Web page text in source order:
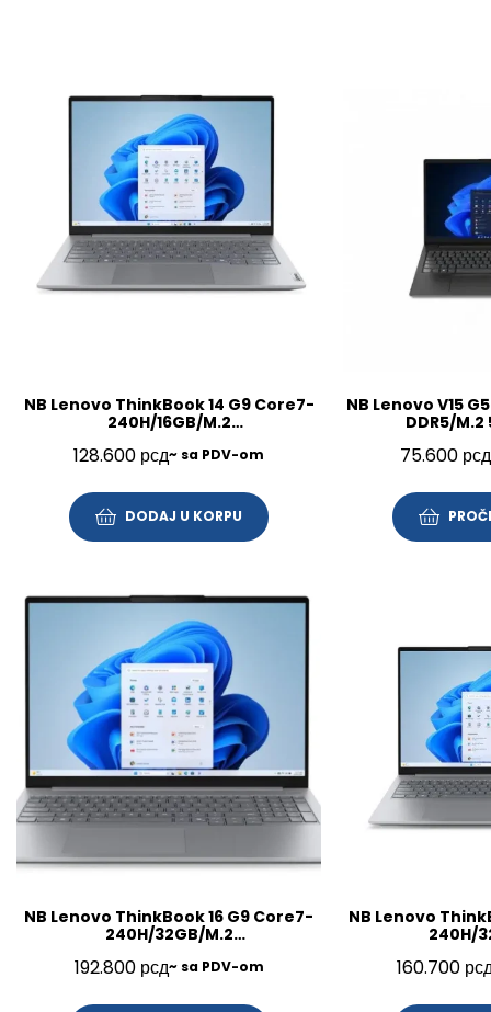
NB Lenovo ThinkBook 14 G9 Core7-
240H/16GB/M.2
128.600 рсд~ sa PDV-om
DODAJ U KORPU
NB Lenovo V15
DDR5/M.2
75.600 рсд
NB Lenovo ThinkBook 16 G9 Core7-
240H/32GB/M.2
192.800 рсд~ sa PDV-om
NB Lenovo
240H/
160.700